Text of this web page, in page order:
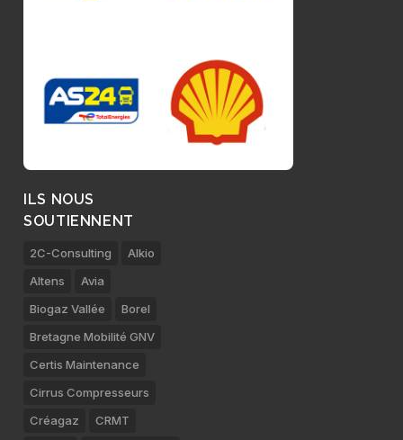
ILS NOUS
SOUTIENNENT
2C-Consulting
Alkio
Altens
Avia
Biogaz Vallée
Borel
Bretagne Mobilité GNV
Certis Maintenance
Cirrus Compresseurs
Créagaz
CRMT